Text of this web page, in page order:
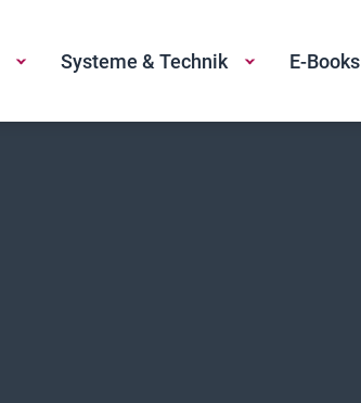
Systeme & Technik E-Books